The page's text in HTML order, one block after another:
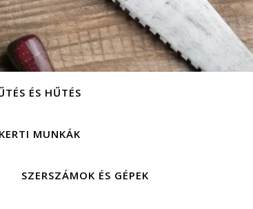
ÉS HŰTÉS
MUNKÁK
SZERSZÁMOK ÉS GÉPEK